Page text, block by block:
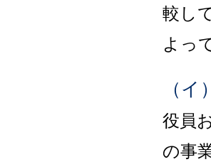
較し
よっ
（
役員
の事